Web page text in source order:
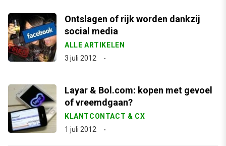
Ontslagen of rijk worden dankzij
social media
ALLE ARTIKELEN
3 juli 2012
Layar & Bol.com: kopen met gevoel
of vreemdgaan?
KLANTCONTACT & CX
1 juli 2012